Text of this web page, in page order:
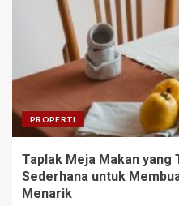
PROPERTI
Taplak Meja Makan yang
Sederhana untuk
Menarik